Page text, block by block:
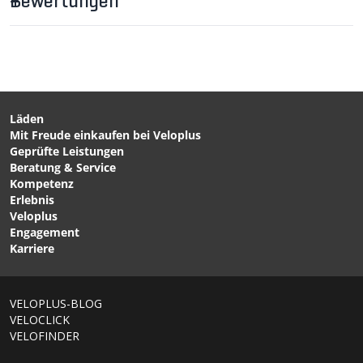
CHF 51.90
CAN BAG 2.0 Lenkertasche
All Black von VELOPLUS
SWISS DESIGN
Läden
Mit Freude einkaufen bei Veloplus
Geprüfte Leistungen
Beratung & Service
Kompetenz
Erlebnis
Veloplus
Engagement
Karriere
VELOPLUS-BLOG
VELOCLICK
VELOFINDER